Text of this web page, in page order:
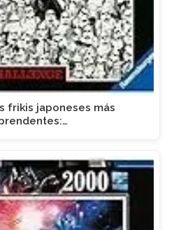
frikis japoneses más